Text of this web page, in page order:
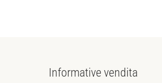
Informative vendita